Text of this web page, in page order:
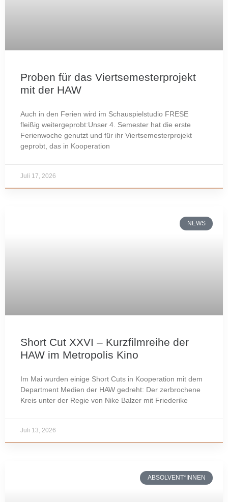
Proben für das Viertsemesterprojekt
mit der HAW
Auch in den Ferien wird im Schauspielstudio FRESE
fleißig weitergeprobt:Unser 4. Semester hat die erste
Ferienwoche genutzt und für ihr Viertsemesterprojekt
geprobt, das in Kooperation
Juli 17, 2026
NEWS
Short Cut XXVI – Kurzfilmreihe der
HAW im Metropolis Kino
Im Mai wurden einige Short Cuts in Kooperation mit dem
Department Medien der HAW gedreht: Der zerbrochene
Kreis unter der Regie von Nike Balzer mit Friederike
Juli 13, 2026
ABSOLVENT*INNEN